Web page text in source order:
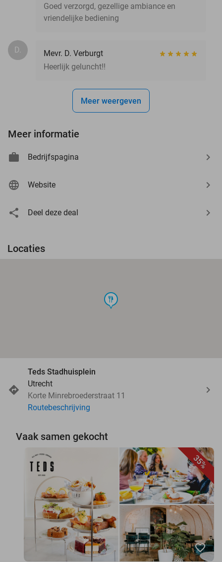
Goed verzorgd, gezellige ambiance en
vriendelijke bediening
D.
Mevr. D. Verburgt
Heerlijk geluncht!!
Meer weergeven
Meer informatie
Bedrijfspagina
Website
Deel deze deal
Locaties
food
Teds Stadhuisplein
Utrecht
Korte Minrebroederstraat 11
Routebeschrijving
Vaak samen gekocht
35%
favorite_border